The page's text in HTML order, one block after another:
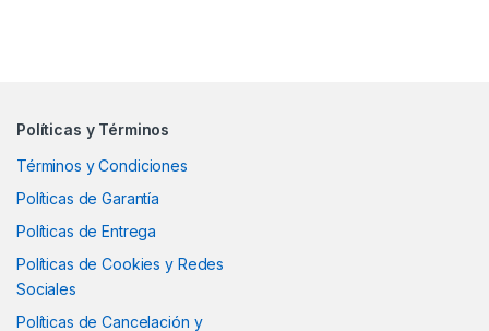
Políticas y Términos
Términos y Condiciones
Políticas de Garantía
Políticas de Entrega
Políticas de Cookies y Redes
Sociales
Políticas de Cancelación y